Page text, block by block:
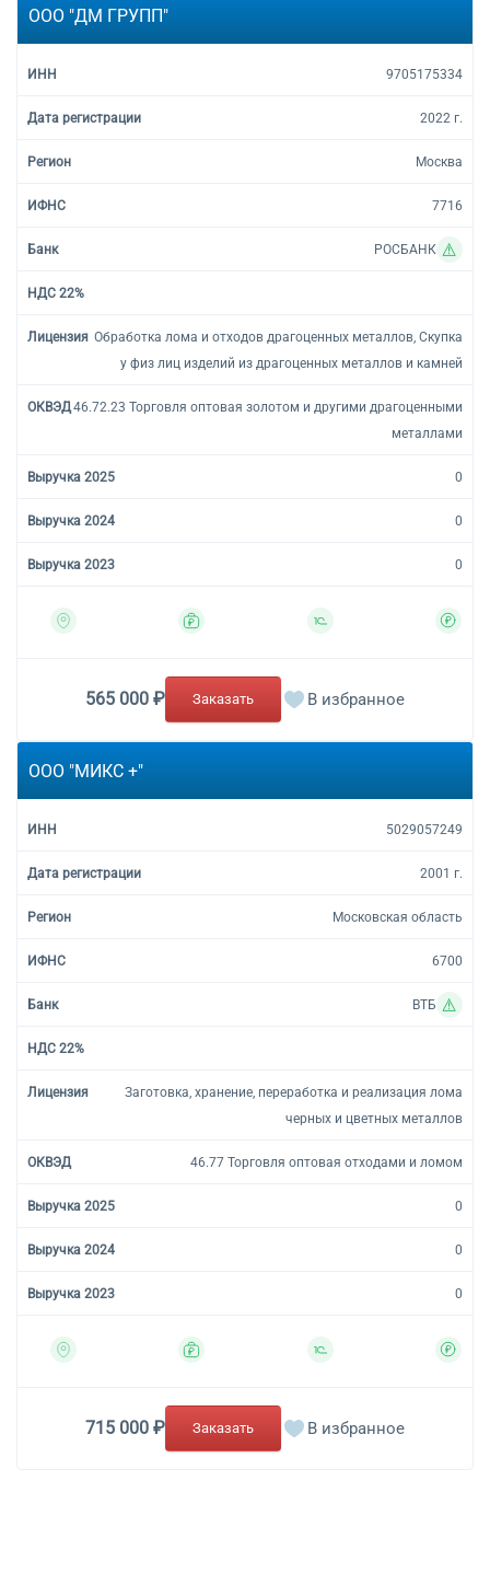
ООО "ДМ ГРУПП"
9705175334
2022 г.
Москва
7716
РОСБАНК
Обработка лома и отходов драгоценных металлов, Скупка
у физ лиц изделий из драгоценных металлов и камней
46.72.23 Торговля оптовая золотом и другими драгоценными
металлами
0
0
0
565 000 ₽ Заказать В избранное
ООО "МИКС +"
5029057249
2001 г.
Московская область
6700
ВТБ
Заготовка, хранение, переработка и реализация лома
черных и цветных металлов
46.77 Торговля оптовая отходами и ломом
0
0
0
715 000 ₽ Заказать В избранное